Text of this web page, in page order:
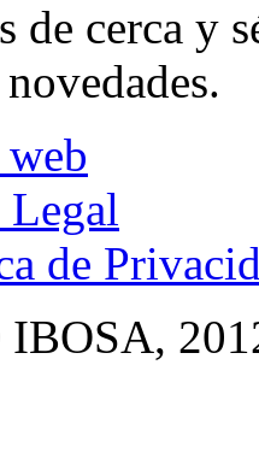
de cerca y
de